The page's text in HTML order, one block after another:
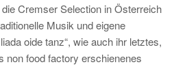
Cremser Selection in Österreich
Musik und eigene
oide tanz“, wie auch ihr letztes,
non food factory erschienenes